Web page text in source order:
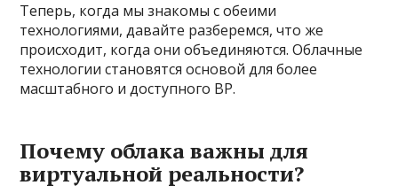
Теперь, когда мы знакомы с обеими
технологиями, давайте разберемся, что же
происходит, когда они объединяются. Облачные
технологии становятся основой для более
масштабного и доступного ВР.
Почему облака важны для
виртуальной реальности?